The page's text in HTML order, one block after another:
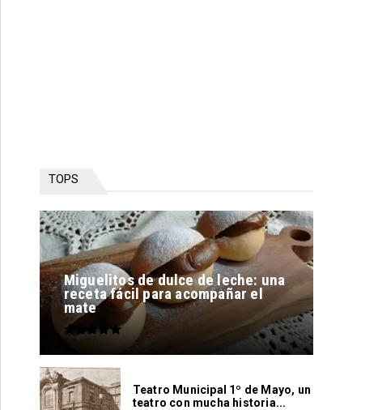
TOPS
Miguelitos de dulce de leche: una
receta fácil para acompañar el
mate
Teatro Municipal 1º de Mayo, un
teatro con mucha historia...